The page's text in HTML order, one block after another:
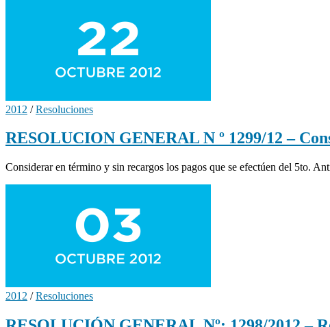
2012 /Resoluciones
RESOLUCION GENERAL N º 1299/12 –
Considerar en término y sin recargos los pagos que se efectúen del 5to.
2012 /Resoluciones